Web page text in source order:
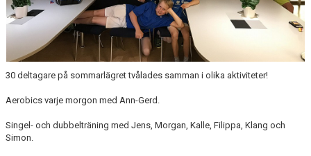
ÅRSHJUL
30 deltagare på sommarlägret tvålades samman i olika aktiviteter!
Aerobics varje morgon med Ann-Gerd.
Singel- och dubbelträning med Jens, Morgan, Kalle, Filippa, Klang och
Simon.